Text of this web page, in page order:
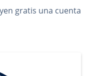
gratis una cuenta